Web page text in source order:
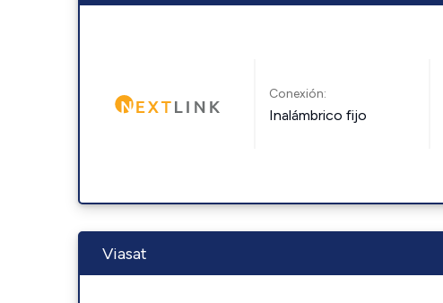
Conexión:
Inalámbrico fijo
Viasat